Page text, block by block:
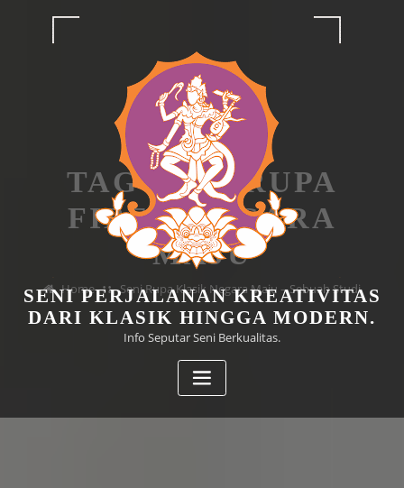
SENI PERJALANAN KREATIVITAS
DARI KLASIK HINGGA MODERN.
Info Seputar Seni Berkualitas.
TAG SENI RUPA
FIBER NEGARA
MAJU
Home Seni Rupa Klasik Negara Maju – Sebuah Studi